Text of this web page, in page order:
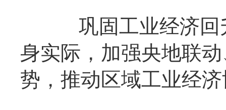
巩固工业经济回
身实际，加强央地联
势，推动区域工业经